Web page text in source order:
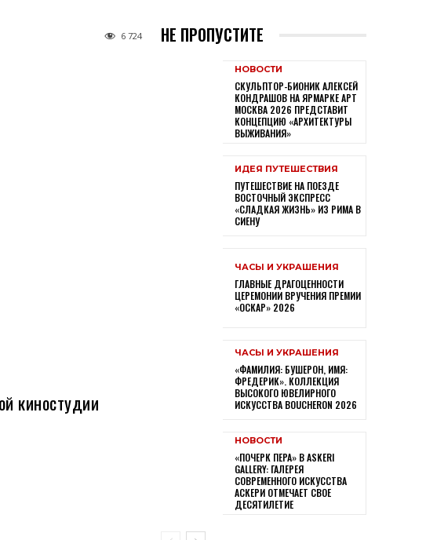
6 724
киностудии
НЕ ПРОПУСТИТЕ
НОВОСТИ
СКУЛЬПТОР-БИОНИК АЛЕКСЕЙ
КОНДРАШОВ НА ЯРМАРКЕ АРТ
МОСКВА 2026 ПРЕДСТАВИТ
КОНЦЕПЦИЮ «АРХИТЕКТУРЫ
ВЫЖИВАНИЯ»
ИДЕЯ ПУТЕШЕСТВИЯ
ПУТЕШЕСТВИЕ НА ПОЕЗДЕ
ВОСТОЧНЫЙ ЭКСПРЕСС
«СЛАДКАЯ ЖИЗНЬ» ИЗ РИМА В
СИЕНУ
ЧАСЫ И УКРАШЕНИЯ
ГЛАВНЫЕ ДРАГОЦЕННОСТИ
ЦЕРЕМОНИИ ВРУЧЕНИЯ ПРЕМИИ
«ОСКАР» 2026
ЧАСЫ И УКРАШЕНИЯ
«ФАМИЛИЯ: БУШЕРОН, ИМЯ:
ФРЕДЕРИК». КОЛЛЕКЦИЯ
ВЫСОКОГО ЮВЕЛИРНОГО
ИСКУССТВА BOUCHERON 2026
НОВОСТИ
«ПОЧЕРК ПЕРА» В ASKERI
GALLERY: ГАЛЕРЕЯ
СОВРЕМЕННОГО ИСКУССТВА
АСКЕРИ ОТМЕЧАЕТ СВОЕ
ДЕСЯТИЛЕТИЕ